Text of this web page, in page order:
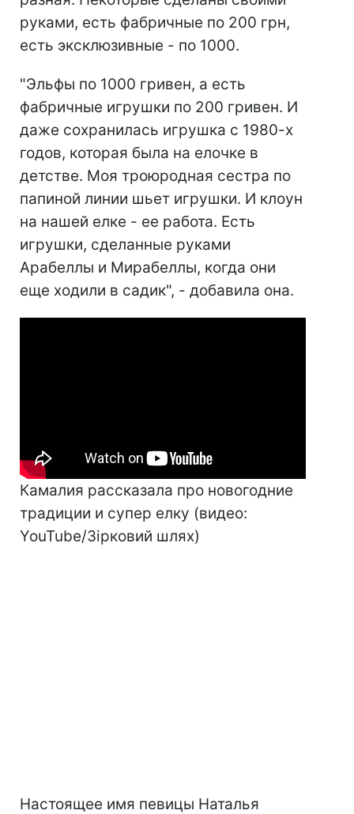
руками, есть фабричные по 200 грн,
есть эксклюзивные - по 1000.
"Эльфы по 1000 гривен, а есть
фабричные игрушки по 200 гривен. И
даже сохранилась игрушка с 1980-х
годов, которая была на елочке в
детстве. Моя троюродная сестра по
папиной линии шьет игрушки. И клоун
на нашей елке - ее работа. Есть
игрушки, сделанные руками
Арабеллы и Мирабеллы, когда они
еще ходили в садик", - добавила она.
Камалия рассказала про новогодние
традиции и супер елку (видео:
YouTube/Зірковий шлях)
Настоящее имя певицы Наталья